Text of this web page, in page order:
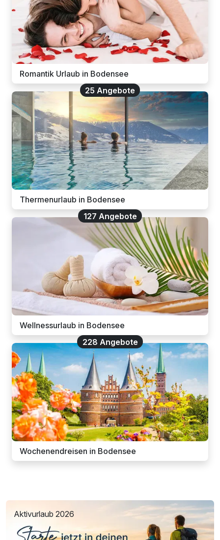
Romantik Urlaub in Bodensee
25 Angebote
Thermenurlaub in Bodensee
127 Angebote
Wellnessurlaub in Bodensee
228 Angebote
Wochenendreisen in Bodensee
Aktivurlaub 2026